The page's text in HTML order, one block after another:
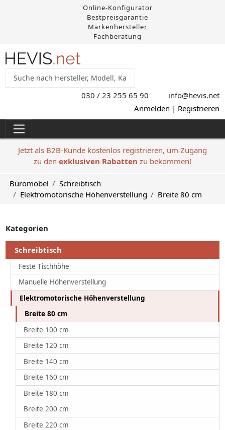
Online-Konfigurator
Bestpreisgarantie
Markenhersteller
Fachberatung
030 / 23 255 65 90 info@hevis.net
Anmelden | Registrieren
Jetzt als B2B-Kunde kostenlos registrieren, um Zugang
zu den exklusiven Rabatten zu bekommen!
Büromöbel
Schreibtisch
Elektromotorische Höhenverstellung
Breite 80 cm
Kategorien
Schreibtisch
Feste Tischhöhe
Manuelle Höhenverstellung
Elektromotorische Höhenverstellung
Breite 80 cm
Breite 100 cm
Breite 120 cm
Breite 140 cm
Breite 160 cm
Breite 180 cm
Breite 200 cm
Breite 220 cm